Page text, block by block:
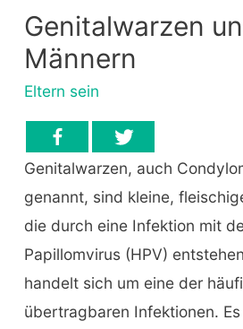
Genitalwarzen
Männern
Eltern sein
Genitalwarzen, auch
genannt, sind kleine,
die durch eine Infektion mit
Papillomvirus (HPV)
handelt sich um eine der
übertragbaren Infektionen.